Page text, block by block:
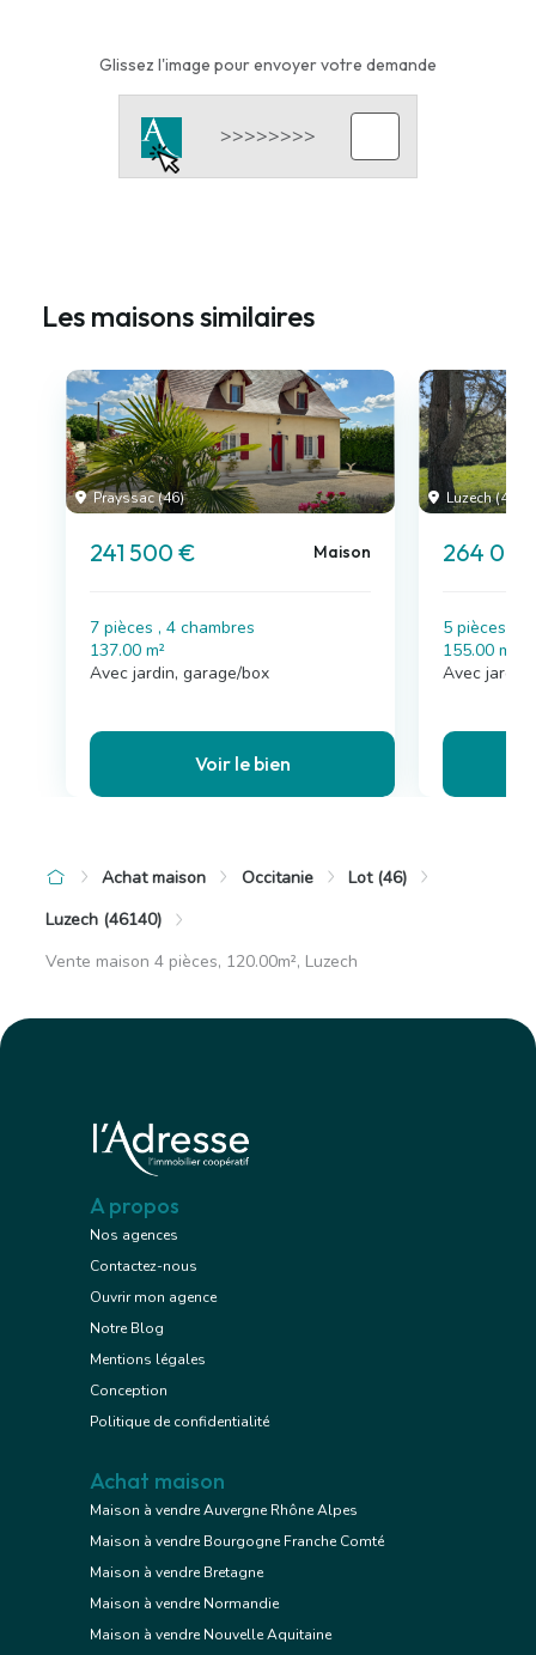
Glissez l'image pour envoyer votre demande
Les maisons similaires
Prayssac (46)
241 500 € Maison
7 pièces , 4 chambres
137.00 m²
Avec jardin, garage/box
Voir le bien
Luzech (46)
264
5 pièces , 4
155.00 m²
Avec
Achat maison Occitanie
Lot (46)
Luzech (46140)
Vente maison 4 pièces, 120.00m², Luzech
A propos
Nos agences
Contactez-nous
Ouvrir mon agence
Notre Blog
Mentions légales
Conception
Politique de confidentialité
Achat maison
Maison à vendre Auvergne Rhône Alpes
Maison à vendre Bourgogne Franche Comté
Maison à vendre Bretagne
Maison à vendre Normandie
Maison à vendre Nouvelle Aquitaine